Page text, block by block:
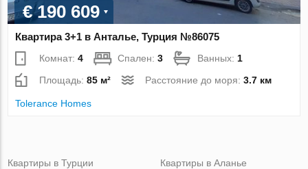
€ 190 609
Квартира 3+1 в Анталье, Турция №86075
Комнат:4 Спален:3 Ванных: 1
Площадь:85 м² Расстояние до моря:3.7 км
Tolerance Homes
Квартиры в Турции
Квартиры в Аланье